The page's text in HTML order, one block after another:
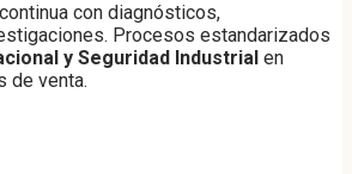
con diagnósticos,
Procesos estandarizados
y Seguridad Industrial en
de venta.